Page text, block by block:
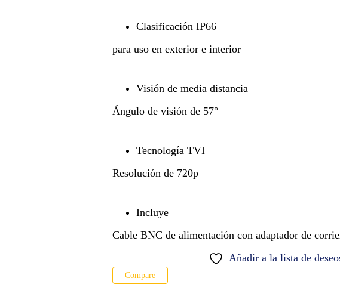
Clasificación IP66
para uso en exterior e interior
Visión de media distancia
Ángulo de visión de 57°
Tecnología TVI
Resolución de 720p
Incluye
Cable BNC de alimentación con adaptador de
Añadir a la lista de
Compare